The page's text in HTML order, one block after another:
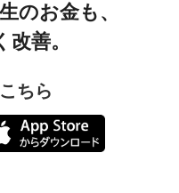
のお金も、
善。
ちら